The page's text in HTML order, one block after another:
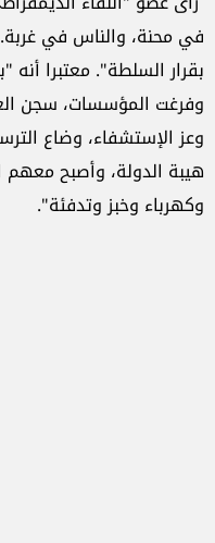
في محنة، والناس في
بقرار السلطة". معتبرا
وفرغت المؤسسات، سجن
وعز الإستشفاء، وضاع
هيبة الدولة، وأصبح
وكهرباء وخبز وتدفئة".